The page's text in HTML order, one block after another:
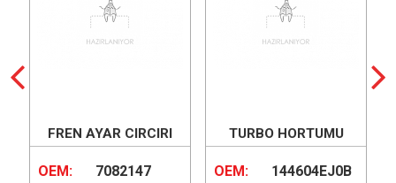
FREN AYAR CIRCIRI
OEM:
7082147
TURBO HORTUMU
OEM:
144604EJ0B